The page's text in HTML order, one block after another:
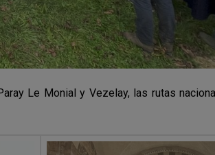
Le Monial y Vezelay, las rutas